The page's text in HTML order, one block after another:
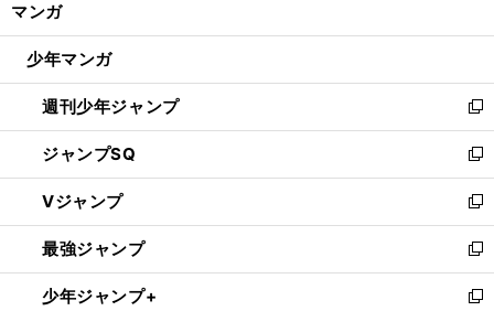
ウ
開
く
マンガ
少年マンガ
週刊少年ジャンプ
新
し
い
ウ
ィ
ン
ド
ウ
で
ジャンプSQ
新
し
い
ウ
ィ
ン
ド
Vジャンプ
新
し
い
ウ
ィ
最強ジャンプ
新
し
い
少年ジャンプ+
新